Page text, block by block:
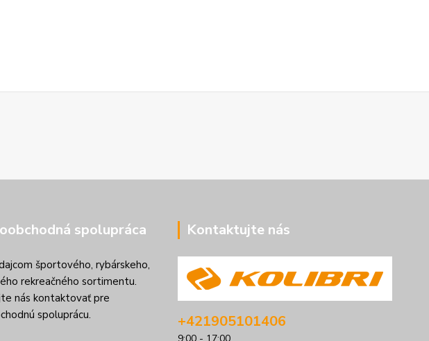
spolupráca
športového, rybárskeho,
rekreačného sortimentu.
nás kontaktovať pre
spoluprácu.
Kontaktujte nás
+421905101406